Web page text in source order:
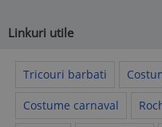
Linkuri utile
Tricouri barbati
Costume carnaval